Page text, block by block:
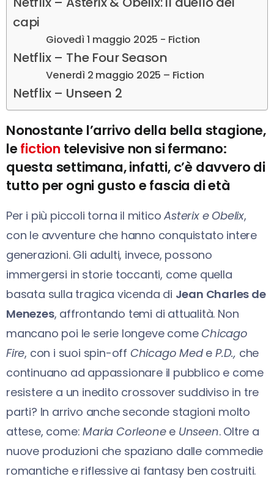
capi
Giovedì 1 maggio 2025 - Fiction
Netflix – The Four Season
Venerdì 2 maggio 2025 – Fiction
Netflix – Unseen 2
Nonostante l’arrivo della bella stagione,
lefictiontelevisive non si fermano:
questa settimana, infatti, c’è davvero di
tutto per ogni gusto e fascia di età
Per i più piccoli torna il miticoAsterix e Obelix,
con le avventure che hanno conquistato intere
generazioni. Gli adulti, invece, possono
immergersi in storie toccanti, come quella
basata sulla tragica vicenda di Jean Charles de
Menezes, affrontando temi di attualità. Non
mancano poi le serie longeve come Chicago
Fire, con i suoi spin-off Chicago MedeP.D., che
continuano ad appassionare il pubblico e come
resistere a un inedito crossover suddiviso in tre
parti? In arrivo anche seconde stagioni molto
attese, come:Maria Corleonee Unseen. Oltre a
nuove produzioni che spaziano dalle commedie
romantiche e riflessive ai fantasy ben costruiti.